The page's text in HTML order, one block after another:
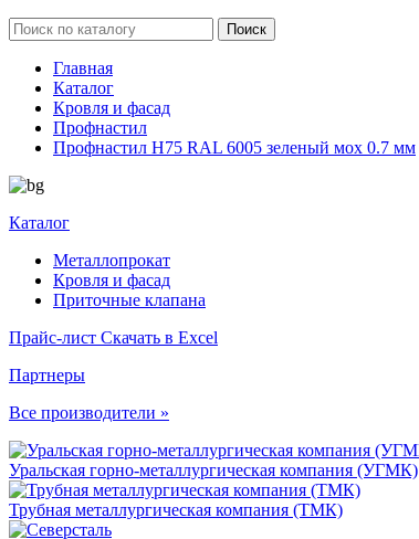
Главная
Каталог
Кровля и фасад
Профнастил
Профнастил Н75 RAL 6005 зеленый мох 0.7 мм
Каталог
Металлопрокат
Кровля и фасад
Приточные клапана
Прайс-лист Скачать в Excel
Партнеры
Все производители »
Уральская горно-металлургическая компания (УГМК)
Трубная металлургическая компания (ТМК)